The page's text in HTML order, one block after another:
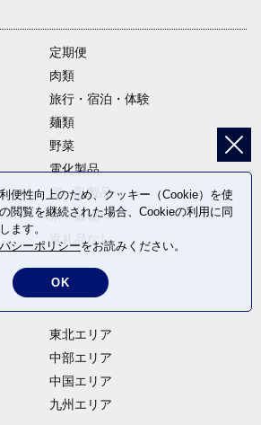
定期便
肉類
旅行・宿泊・体験
麺類
野菜
電化製品
卵・乳製品
米・穀物
返礼品なし
東北エリア
中部エリア
中国エリア
九州エリア
便性向上のため、クッキー（Cookie）を使
閲覧を継続された場合、Cookieの利用に同
ます。
シーポリシーをお読みください。
OK